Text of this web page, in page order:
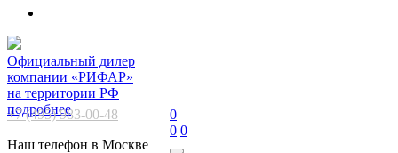
Официальный дилер
компании «РИФАР»
на территории РФ
подробнее
+7 (495) 983-00-48
Наш телефон в Москве
0
0 0